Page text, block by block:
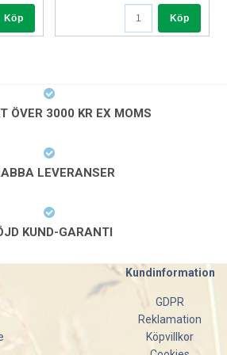
och motståndskraft mot väder
innerytan förhindrar bakterietillväxt och
ramen står emot korrosion, och
hjul gör att boxen enkelt kan flyttas vid
Köp Köp
ÖVER 3000 KR EX MOMS
LEVERANSER
KUND-GARANTI
Kundinformation
GDPR
Reklamation
Köpvillkor